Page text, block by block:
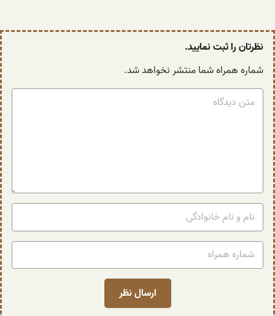
نظرتان را ثبت نمایید.
شماره همراه شما منتشر نخواهد شد.